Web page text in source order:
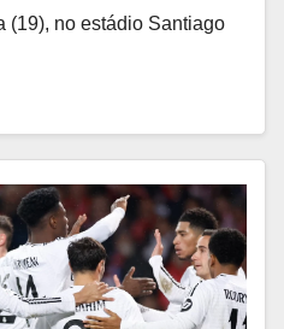
(19), no estádio Santiago